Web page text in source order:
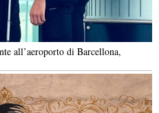
all’aeroporto di Barcellona,